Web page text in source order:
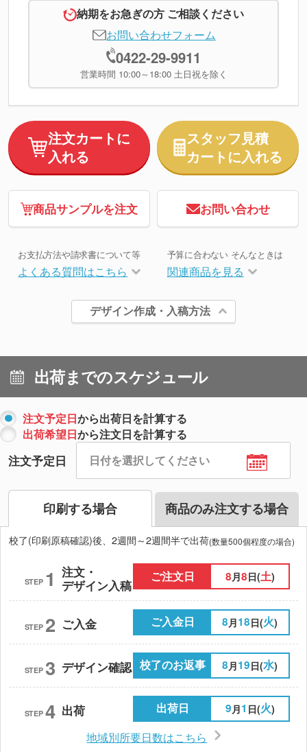
納期をお急ぎの方 ご相談ください
お問い合わせフォーム
0422-29-9911
営業時間 10:00～18:00 土日祝を除く
注文カートに
入れる
スタッフ見積
カートに入れる
商品サンプルを注文 お問い合わせ
お支払方法や請求書について等
よくある質問はこちら
予算に合わない そんなときは
関連商品を見る
デザイン作成・入稿方法
出荷までのスケジュール
注文予定日から出荷日を計算する
出荷希望日から注文日を計算する
注文予定日
印刷する場合 商品のみ注文する場合
校了(印刷原稿確認)後、2週間～2週間半で出荷(数量500個程度の場合)
STEP 1 注文・
デザイン入稿
ご注文日 8月8日(土)
STEP 2 ご入金 ご入金日 8 月18日(火)
STEP 3 デザイン確認 校了のお返事 8 月19日(水)
STEP 4 出荷 出荷日 9 月1 日(火)
地域別所要日数はこちら